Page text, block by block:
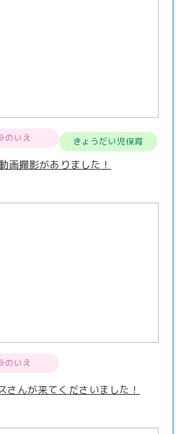
のいえ きょうだい児保育
画撮影がありました！
のいえ
さんが来てくださいました！